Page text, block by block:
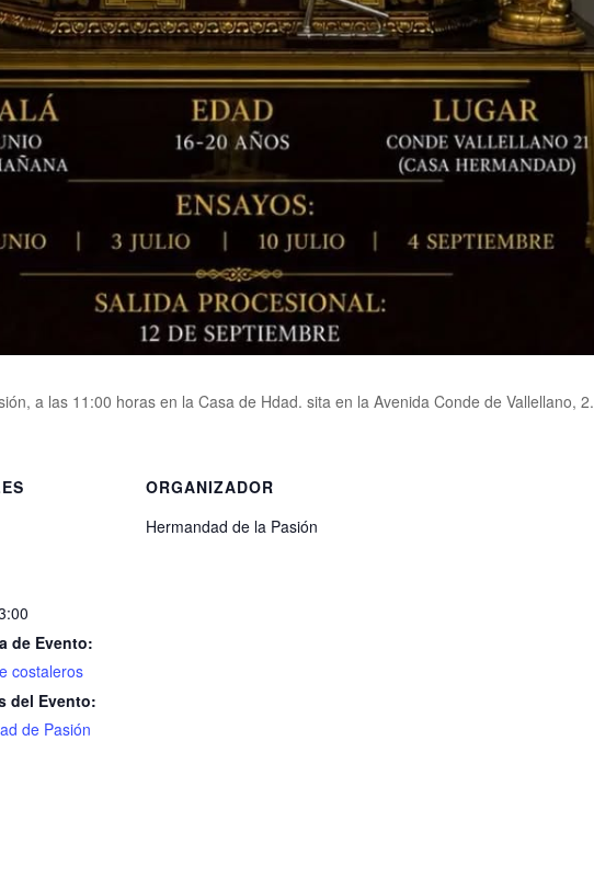
a las 11:00 horas en la Casa de Hdad. sita en la Avenida Conde de Vallellano, 2.
de Evento:
costaleros
del Evento:
de Pasión
ORGANIZADOR
Hermandad de la Pasión